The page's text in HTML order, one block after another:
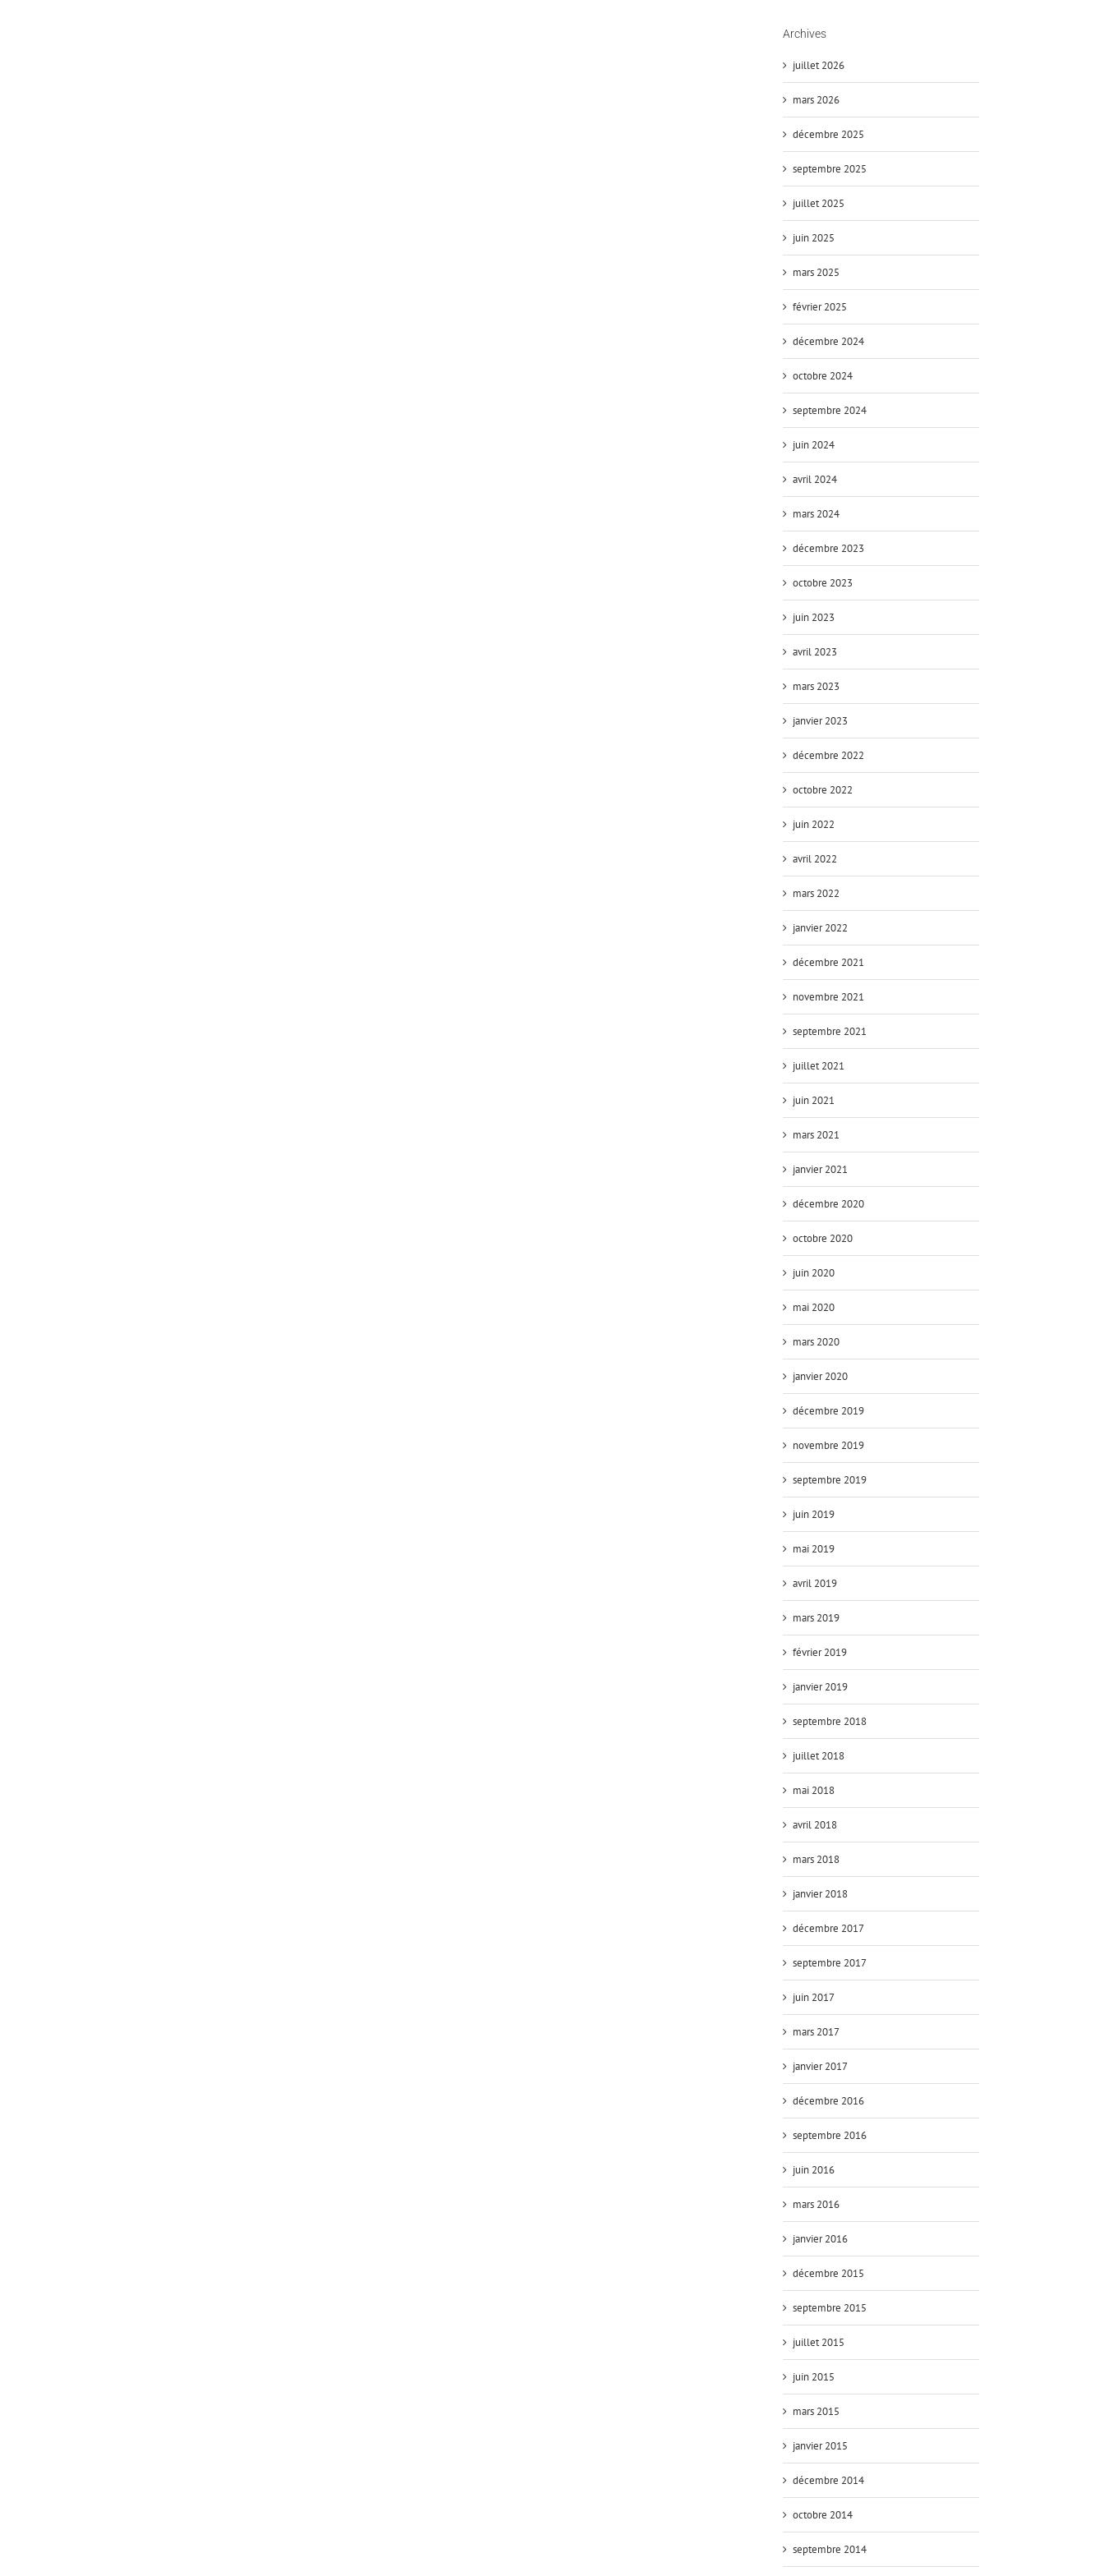
Archives
juillet 2026
mars 2026
décembre 2025
septembre 2025
juillet 2025
juin 2025
mars 2025
février 2025
décembre 2024
octobre 2024
septembre 2024
juin 2024
avril 2024
mars 2024
décembre 2023
octobre 2023
juin 2023
avril 2023
mars 2023
janvier 2023
décembre 2022
octobre 2022
juin 2022
avril 2022
mars 2022
janvier 2022
décembre 2021
novembre 2021
septembre 2021
juillet 2021
juin 2021
mars 2021
janvier 2021
décembre 2020
octobre 2020
juin 2020
mai 2020
mars 2020
janvier 2020
décembre 2019
novembre 2019
septembre 2019
juin 2019
mai 2019
avril 2019
mars 2019
février 2019
janvier 2019
septembre 2018
juillet 2018
mai 2018
avril 2018
mars 2018
janvier 2018
décembre 2017
septembre 2017
juin 2017
mars 2017
janvier 2017
décembre 2016
septembre 2016
juin 2016
mars 2016
janvier 2016
décembre 2015
septembre 2015
juillet 2015
juin 2015
mars 2015
janvier 2015
décembre 2014
octobre 2014
septembre 2014